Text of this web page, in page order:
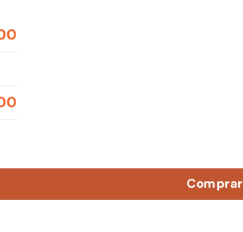
quantidade
Comprar